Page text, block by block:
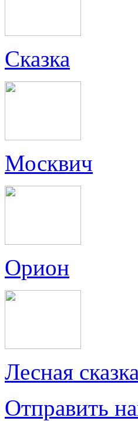
Сказка
Москвич
Орион
Лесная сказка
Отправить